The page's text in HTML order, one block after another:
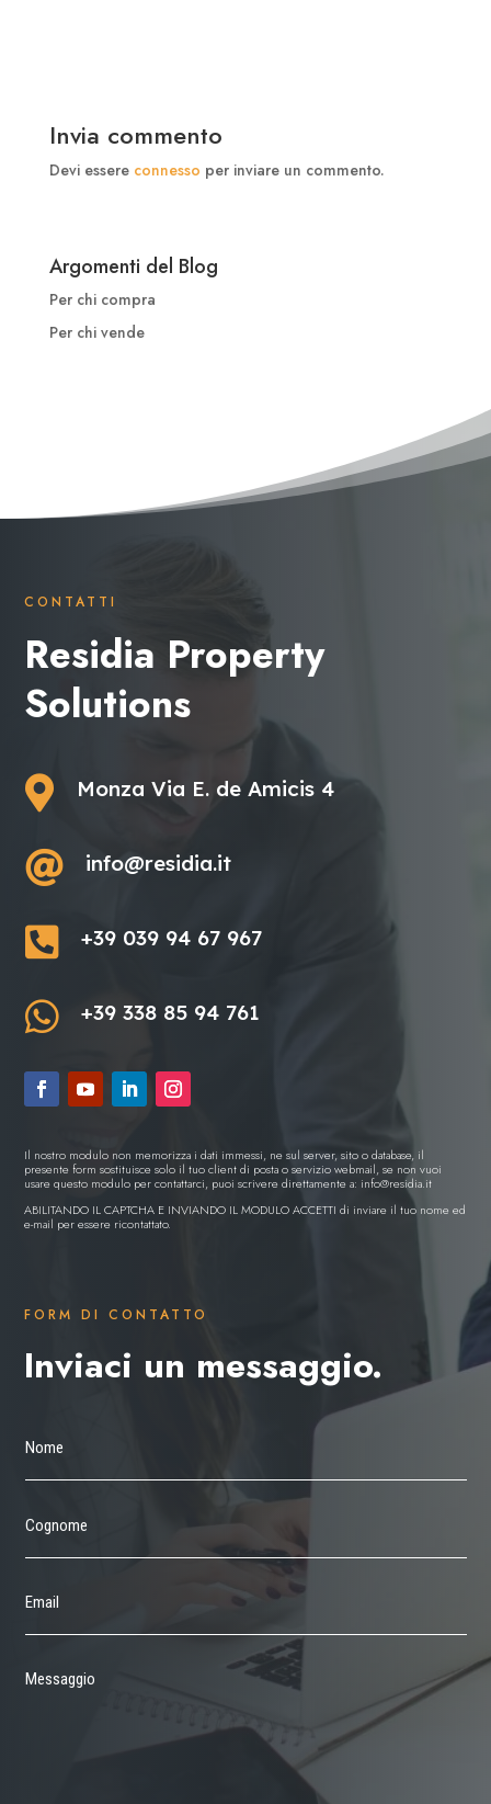
Invia commento
Devi essere connesso per inviare un commento.
Argomenti del Blog
Per chi compra
Per chi vende
CONTATTI
Residia Property
Solutions
 Monza Via E. de Amicis 4
 info@residia.it
 +39 039 94 67 967
 +39 338 85 94 761
Il nostro modulo non memorizza i dati immessi, ne sul server, sito o database, il
presente form sostituisce solo il tuo client di posta o servizio webmail, se non vuoi
usare questo modulo per contattarci, puoi scrivere direttamente a: info@residia.it
ABILITANDO IL CAPTCHA E INVIANDO IL MODULO ACCETTI di inviare il tuo nome ed
e-mail per essere ricontattato.
FORM DI CONTATTO
Inviaci un messaggio.